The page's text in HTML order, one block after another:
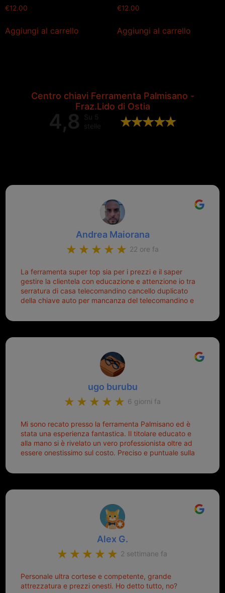
€12.00
Aggiungi al carrello
€12.00
Aggiungi al carrello
Centro chiavi Ferramenta Palmisano -
Fraz.Lido di Ostia
4,8
Su 5
stelle
Andrea Maiorana
22 ore fa
La ferramenta super top sia per i prezzi e il saper
gestire la clientela con educazione e attenzione io tra
serratura di casa telecomandino cancello duplicato
della chiave auto per mancanza del telecomandino e
meglio ferramenta de ostia e poi il prorietario il signor
ugo burubu
6 giorni fa
Mi sono recato presso la ferramenta Palmisano ed è
stata una esperienza fantastica. Il titolare educato e
alla mano si è rivelato un vero professionista oltre ad
essere onestissimo sul costo. Preciso e puntuale sulla
Alex G.
2 settimane fa
Personale ultra cortese e competente, grande
attrezzatura e prezzi onesti. Ho detto tutto, no?